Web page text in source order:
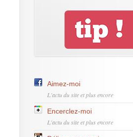
Aimez-moi
L'actu du site et plus encore
Encerclez-moi
L'actu du site et plus encore